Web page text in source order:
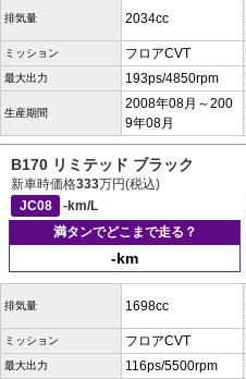
排気量 2034cc
ミッション フロアCVT
最大出力 193ps/4850rpm
生産期間
2008年08月～200
9年08月
B170 リミテッド ブラック
新車時価格333万円(税込)
JC08
-km/L
満タンでどこまで走る？
-km
排気量 1698cc
ミッション フロアCVT
最大出力 116ps/5500rpm